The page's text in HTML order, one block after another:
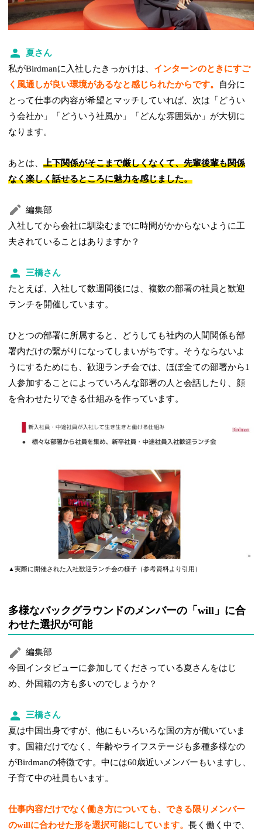
夏さん
私がBirdmanに入社したきっかけは、 インターンのときにすご
く風通しが良い環境があるなと感じられたからです。
自分に
とって仕事の内容が希望とマッチしていれば、次は「どうい
う会社か」「どういう社風か」「どんな雰囲気か」が大切に
なります。
あとは、上下関係がそこまで厳しくなくて、先輩後輩も関係
なく楽しく話せるところに魅力を感じました。
編集部
入社してから会社に馴染むまでに時間がかからないように工
夫されていることはありますか？
三橋さん
たとえば、入社して数週間後には、複数の部署の社員と歓迎
ランチを開催しています。
ひとつの部署に所属すると、どうしても社内の人間関係も部
署内だけの繋がりになってしまいがちです。そうならないよ
うにするためにも、歓迎ランチ会では、ほぼ全ての部署から1
人参加することによっていろんな部署の人と会話したり、顔
を合わせたりできる仕組みを作っています。
▲実際に開催された入社歓迎ランチ会の様子（参考資料より引用）
多様なバックグラウンドのメンバーの「will」に合
わせた選択が可能
編集部
今回インタビューに参加してくださっている夏さんをはじ
め、外国籍の方も多いのでしょうか？
三橋さん
夏は中国出身ですが、他にもいろいろな国の方が働いていま
す。国籍だけでなく、年齢やライフステージも多種多様なの
がBirdmanの特徴です。中には60歳近いメンバーもいますし、
子育て中の社員もいます。
仕事内容だけでなく働き方についても、できる限りメンバー
のwillに合わせた形を選択可能にしています。長く働く中で、